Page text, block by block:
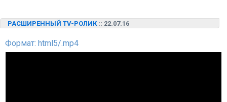
РАСШИРЕННЫЙ TV-РОЛИК :: 22.07.16
Формат: html5/.mp4